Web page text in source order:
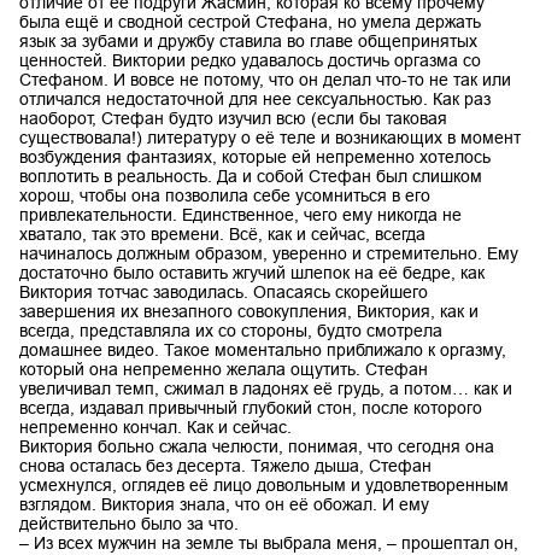
была ещё и сводной сестрой Стефана, но умела держать
язык за зубами и дружбу ставила во главе общепринятых
ценностей. Виктории редко удавалось достичь оргазма со
Стефаном. И вовсе не потому, что он делал что-то не так или
отличался недостаточной для нее сексуальностью. Как раз
наоборот, Стефан будто изучил всю (если бы таковая
существовала!) литературу о её теле и возникающих в момент
возбуждения фантазиях, которые ей непременно хотелось
воплотить в реальность. Да и собой Стефан был слишком
хорош, чтобы она позволила себе усомниться в его
привлекательности. Единственное, чего ему никогда не
хватало, так это времени. Всё, как и сейчас, всегда
начиналось должным образом, уверенно и стремительно. Ему
достаточно было оставить жгучий шлепок на её бедре, как
Виктория тотчас заводилась. Опасаясь скорейшего
завершения их внезапного совокупления, Виктория, как и
всегда, представляла их со стороны, будто смотрела
домашнее видео. Такое моментально приближало к оргазму,
который она непременно желала ощутить. Стефан
увеличивал темп, сжимал в ладонях её грудь, а потом… как и
всегда, издавал привычный глубокий стон, после которого
непременно кончал. Как и сейчас.
Виктория больно сжала челюсти, понимая, что сегодня она
снова осталась без десерта. Тяжело дыша, Стефан
усмехнулся, оглядев её лицо довольным и удовлетворенным
взглядом. Виктория знала, что он её обожал. И ему
действительно было за что.
– Из всех мужчин на земле ты выбрала меня, – прошептал он,